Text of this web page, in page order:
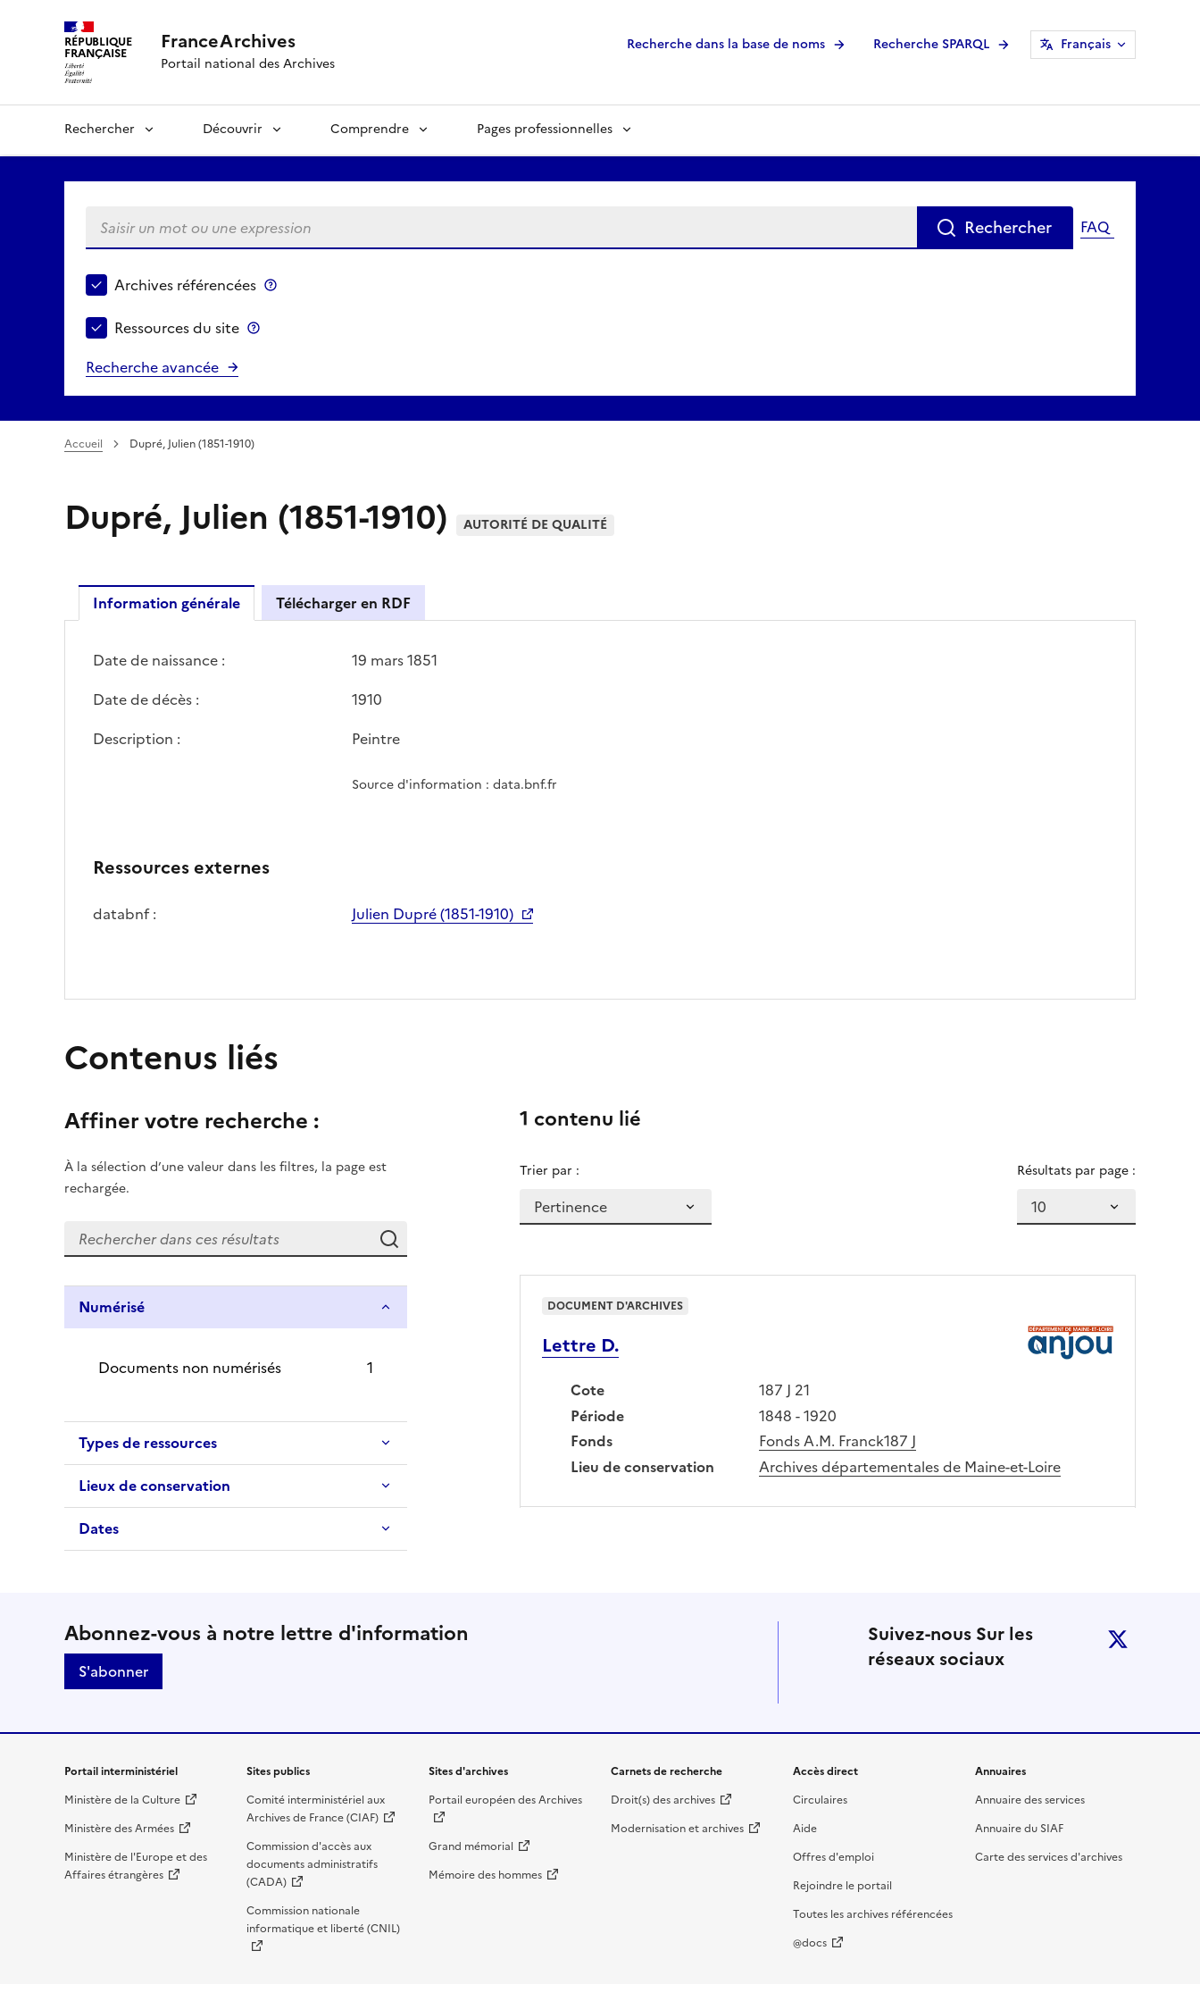
RÉPUBLIQUE
FRANÇAISE FranceArchives
Portail national des Archives
Recherche dans la base de noms Recherche SPARQL Français
Rechercher Découvrir Comprendre Pages professionnelles
Rechercher FAQ
Choisir le périmètre de recherche
Archives référencées
Ressources du site
Recherche avancée
Accueil Dupré, Julien (1851-1910)
Dupré, Julien (1851-1910) AUTORITÉ DE QUALITÉ
Information générale Télécharger en RDF
Date de naissance :
19 mars 1851
Date de décès :
1910
Description :
Peintre
Source d'information : data.bnf.fr
Ressources externes
databnf : Julien Dupré (1851-1910)
Contenus liés
Affiner votre recherche :
À la sélection d’une valeur dans les filtres, la page est
rechargée.
Numérisé
Documents non numérisés 1
Types de ressources
Lieux de conservation
Dates
1 contenu lié
Trier par : Résultats par page :
Lettre D.
Cote
187 J 21
Période
1848 - 1920
Fonds
Fonds A.M. Franck187 J
Lieu de conservation
Archives départementales de Maine-et-Loire
DOCUMENT D'ARCHIVES
Suivez-nous sur le réseaux sociaux et abonnez-vous à notre lettre d’information
Abonnez-vous à notre lettre d'information
S'abonner
Suivez-nous Sur les
réseaux sociaux
Liens de bas de page
Portail interministériel
Ministère de la Culture
Ministère des Armées
Ministère de l'Europe et des
Affaires étrangères
Sites publics
Comité interministériel aux
Archives de France (CIAF)
Commission d'accès aux
documents administratifs
(CADA)
Commission nationale
informatique et liberté (CNIL)
Sites d'archives
Portail européen des Archives
Grand mémorial
Mémoire des hommes
Carnets de recherche
Droit(s) des archives
Modernisation et archives
Accès direct
Circulaires
Aide
Offres d'emploi
Rejoindre le portail
Toutes les archives référencées
@docs
Annuaires
Annuaire des services
Annuaire du SIAF
Carte des services d'archives